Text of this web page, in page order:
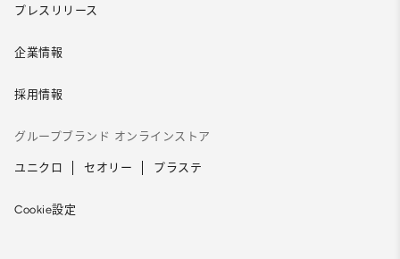
プレスリリース
企業情報
採用情報
グループブランド オンラインストア
ユニクロ セオリー プラステ
Cookie設定